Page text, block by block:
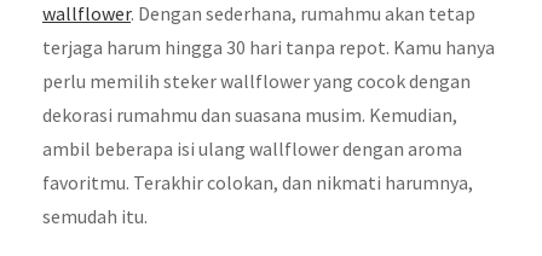
wallflower. Dengan sederhana, rumahmu akan tetap
terjaga harum hingga 30 hari tanpa repot. Kamu hanya
perlu memilih steker wallflower yang cocok dengan
dekorasi rumahmu dan suasana musim. Kemudian,
ambil beberapa isi ulang wallflower dengan aroma
favoritmu. Terakhir colokan, dan nikmati harumnya,
semudah itu.